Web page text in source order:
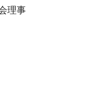
理事